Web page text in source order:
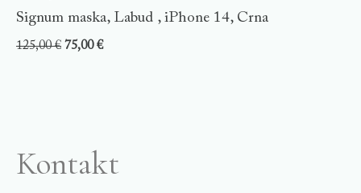
Signum maska, Labud , iPhone 14, Crna
125,00€ 75,00€
Kontakt